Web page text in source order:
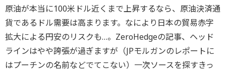
原油が本当に100米ドル近くまで上昇するなら、原油決済通
貨であるドル需要は高まります。なにより日本の貿易赤字
拡大による円安のリスクも…。ZeroHedgeの記事、ヘッド
ラインはやや誇張が過ぎますが（JPモルガンのレポートに
はプーチンの名前などでてこない）一次ソースを探すきっ